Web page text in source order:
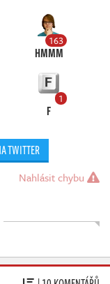
163
HMMM
1
F
TWITTER
Nahlásit chybu